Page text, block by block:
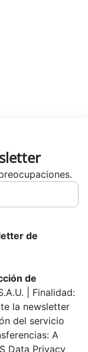
de
de
| Finalidad:
la newsletter
del servicio
A
Data Privacy